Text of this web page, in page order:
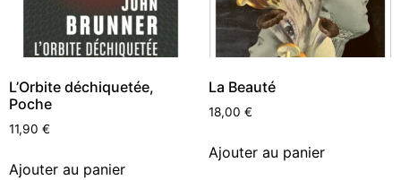
L’Orbite déchiquetée,
Poche
11,90 €
Ajouter au panier
La Beauté
18,00 €
Ajouter au panier